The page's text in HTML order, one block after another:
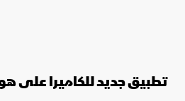
تطبيق جديد للكاميرا على